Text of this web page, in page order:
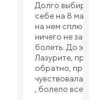
Долго
себе на 8
на нем сплю.
ничего не
болеть. До
Лазурите,
обратно,
чувствовала
, болело все